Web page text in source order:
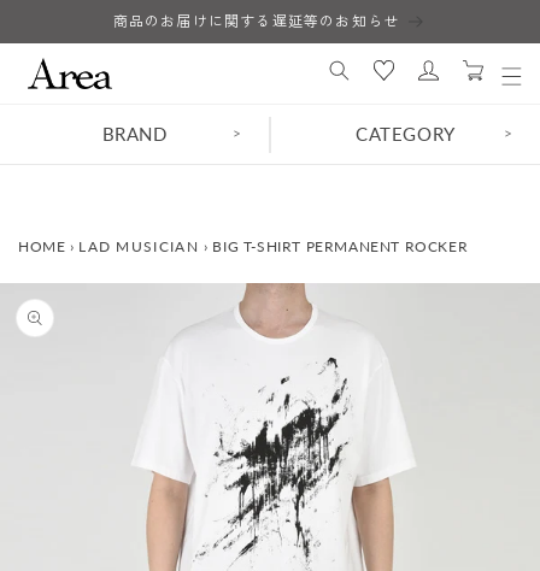
進む
商品のお届けに関する遅延等のお知らせ
ロ
イ
カ
ー
BRAND > CATEGORY >
HOME › LAD MUSICIAN › BIG T-SHIRT PERMANENT ROCKER